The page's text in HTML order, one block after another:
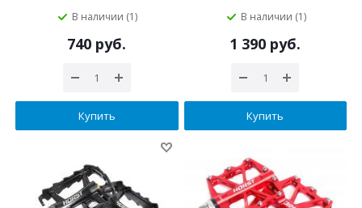
В наличии (1)
740 руб.
Купить
В наличии (1)
1 390 руб.
Купить